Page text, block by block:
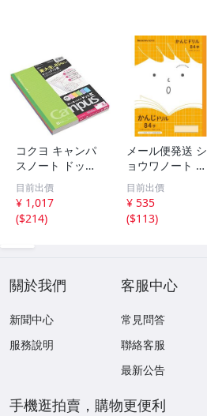
コクヨ キャンパ
スノート ドット
入り罫線 色それ
ぞれ5冊パック B
5 A罫 30枚 ノ-3C
ATNX5
目前出價
¥ 1,017
($214)
メール便発送 シ
ョウワノート 学
習帳 ジャポニカ
フレンド B5判 か
んじドリル 84字
十字リーダー入 J
目前出價
¥ 535
($113)
關於我們
新聞中心
服務說明
客服中心
常見問答
聯絡客服
最新公告
手機逛拍賣，購物更便利